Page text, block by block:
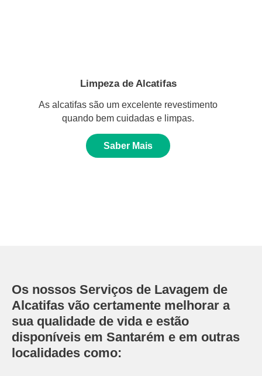
Limpeza de Alcatifas
As alcatifas são um excelente revestimento
quando bem cuidadas e limpas.
Saber Mais
Os nossos Serviços de Lavagem de
Alcatifas vão certamente melhorar a
sua qualidade de vida e estão
disponíveis em Santarém e em outras
localidades como: